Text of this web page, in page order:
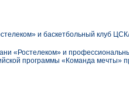
и баскетбольный клуб
«Ростелеком» и
программы «Команда мечты»